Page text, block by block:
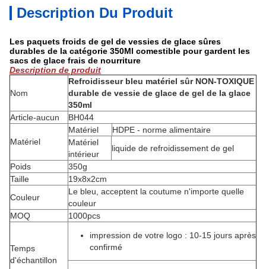
Description Du Produit
Les paquets froids de gel de vessies de glace sûres
durables de la catégorie 350Ml comestible pour gardent les
sacs de glace frais de nourriture
Description de produit
Nom
Refroidisseur bleu matériel sûr NON-TOXIQUE
durable de vessie de glace de gel de la glace
350ml
Article-aucun
BH044
Matériel
Matériel
HDPE - norme alimentaire
Matériel
intérieur
liquide de refroidissement de gel
Poids
350g
Taille
19x8x2cm
Couleur
Le bleu, acceptent la coutume n'importe quelle
couleur
MOQ
1000pcs
Temps
d'échantillon
impression de votre logo : 10-15 jours après
confirmé